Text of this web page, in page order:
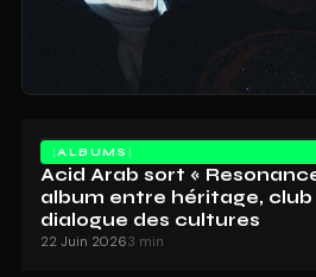
ALBUMS
Acid Arab sort «
album entre héritage,
dialogue des cultures
22 Juin 20263 min